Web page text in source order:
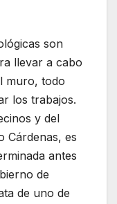
son
llevar a cabo
muro, todo
los trabajos.
y del
Cárdenas, es
antes
de
de uno de